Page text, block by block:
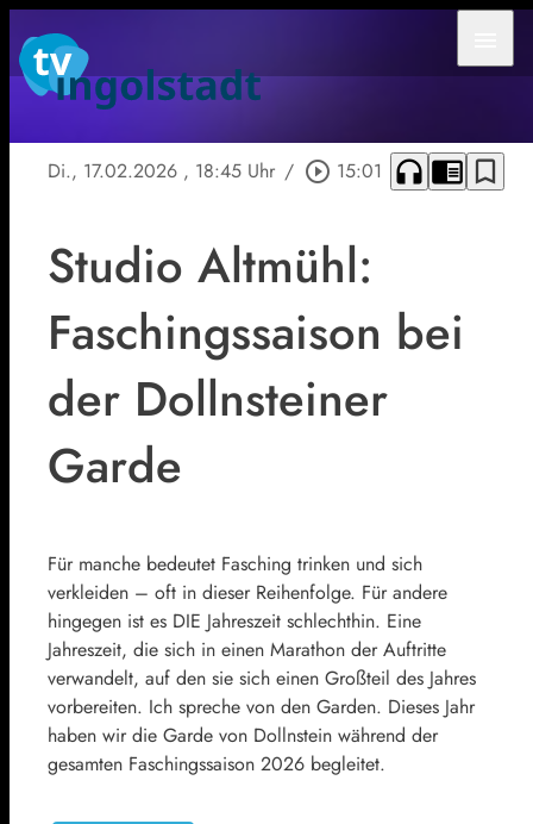
Di., 17.02.2026 , 18:45 Uhr / play_circle_outline 15:01 headphones chrome_reader_mode bookmark_border
Studio Altmühl:
Faschingssaison bei
der Dollnsteiner
Garde
Für manche bedeutet Fasching trinken und sich
verkleiden – oft in dieser Reihenfolge. Für andere
hingegen ist es DIE Jahreszeit schlechthin. Eine
Jahreszeit, die sich in einen Marathon der Auftritte
verwandelt, auf den sie sich einen Großteil des Jahres
vorbereiten. Ich spreche von den Garden. Dieses Jahr
haben wir die Garde von Dollnstein während der
gesamten Faschingssaison 2026 begleitet.